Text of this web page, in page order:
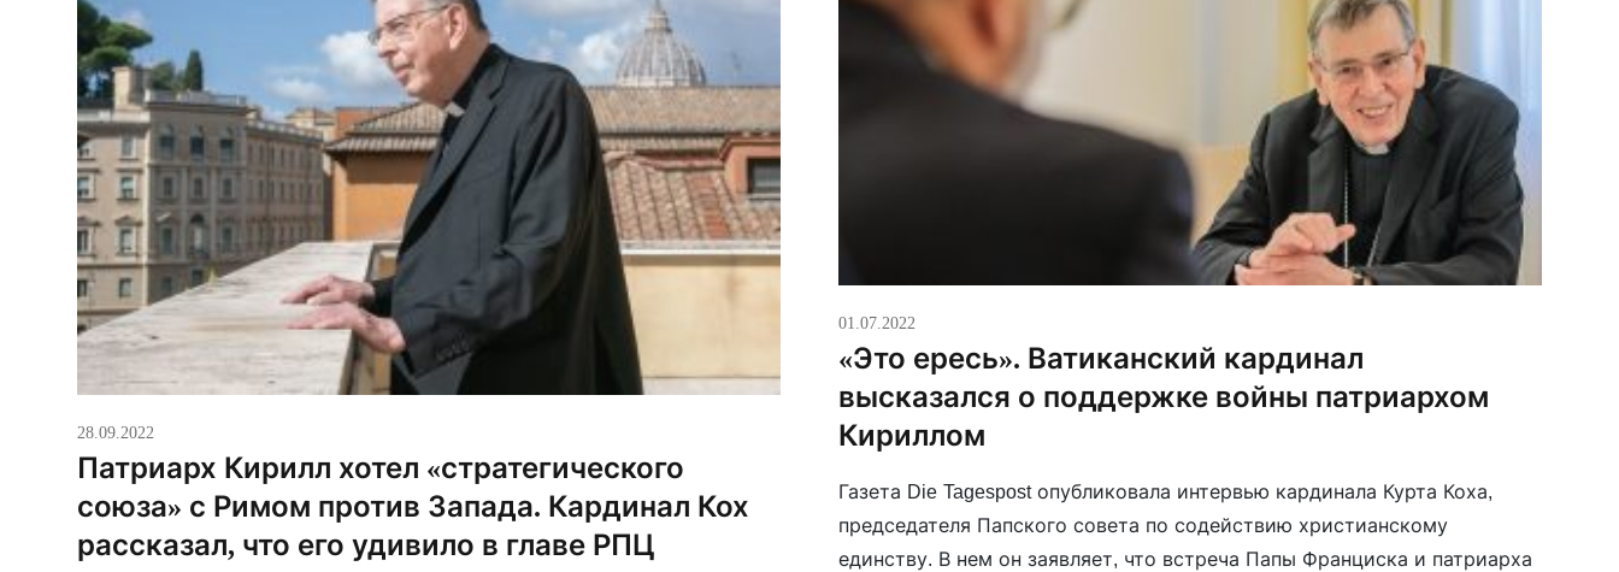
28.09.2022
Патриарх Кирилл хотел «стратегического
союза» с Римом против Запада. Кардинал Кох
рассказал, что его удивило в главе РПЦ
01.07.2022
«Это ересь». Ватиканский кардинал
высказался о поддержке войны патриархом
Кириллом
Газета Die Tagespost опубликовала интервью кардинала Курта Коха,
председателя Папского совета по содействию христианскому
единству. В нем он заявляет, что встреча Папы Франциска и патриарха